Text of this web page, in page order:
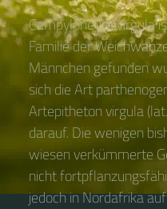
Campyloneura virgula
Familie der
Männchen gefunden
sich die Art
Artepitheton virgula
darauf. Die wenigen
wiesen verkümmerte
nicht
jedoch in Nordafrika